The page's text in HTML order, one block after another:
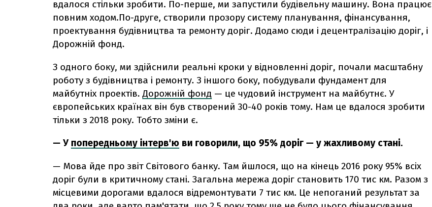
вдалося стільки зробити. По-перше, ми запустили будівельну машину. Вона працює
повним ходом.По-друге, створили прозору систему планування, фінансування,
проектування будівництва та ремонту доріг. Додамо сюди і децентралізацію доріг, і
Дорожній фонд.
З одного боку, ми здійснили реальні кроки у відновленні доріг, почали масштабну
роботу з будівництва і ремонту. З іншого боку, побудували фундамент для
майбутніх проектів. Дорожній фонд — це чудовий інструмент на майбутнє. У
європейських країнах він був створений 30-40 років тому. Нам це вдалося зробити
тільки з 2018 року. Тобто зміни є.
— У попередньому інтерв'ю ви говорили, що 95% доріг — у жахливому стані.
— Мова йде про звіт Світового банку. Там йшлося, що на кінець 2016 року 95% всіх
доріг були в критичному стані. Загальна мережа доріг становить 170 тис км. Разом з
місцевими дорогами вдалося відремонтувати 7 тис км. Це непоганий результат за